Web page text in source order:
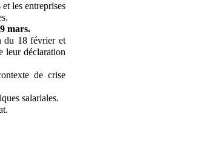
les entreprises
mars.
du 18 février et
leur déclaration
de crise
salariales.